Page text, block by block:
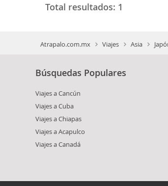
Total resultados: 1
Atrapalo.com.mx Viajes Asia
Búsquedas Populares
Viajes a Cancún
Viajes a Cuba
Viajes a Chiapas
Viajes a Acapulco
Viajes a Canadá